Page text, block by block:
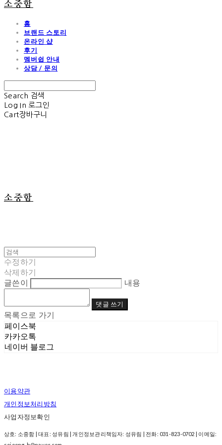
소중함
홈
브랜드 스토리
온라인 샵
후기
멤버쉽 안내
상담 / 문의
Search 검색
Log In 로그인
Cart장바구니
소중함
수정하기
삭제하기
글쓴이
내용
댓글 쓰기
목록으로 가기
페이스북
카카오톡
네이버 블로그
이용약관
개인정보처리방침
사업자정보확인
상호: 소중함 | 대표: 성유림 | 개인정보관리책임자: 성유림 | 전화: 031-823-0702 | 이메일: